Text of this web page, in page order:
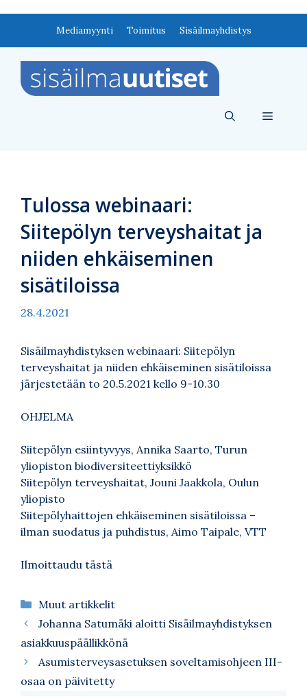
Mediamyynti Toimitus Sisäilmayhdistys
Valikko
Tulossa webinaari:
Siitepölyn terveyshaitat ja
niiden ehkäiseminen
sisätiloissa
28.4.2021
Sisäilmayhdistyksen webinaari: Siitepölyn
terveyshaitat ja niiden ehkäiseminen sisätiloissa
järjestetään to 20.5.2021 kello 9-10.30
OHJELMA
Siitepölyn esiintyvyys, Annika Saarto, Turun
yliopiston biodiversiteettiyksikkö
Siitepölyn terveyshaitat, Jouni Jaakkola, Oulun
yliopisto
Siitepölyhaittojen ehkäiseminen sisätiloissa –
ilman suodatus ja puhdistus, Aimo Taipale, VTT
Ilmoittaudu tästä
Kategoriat
Muut artikkelit
Johanna Satumäki aloitti Sisäilmayhdistyksen
asiakkuuspäällikkönä
Asumisterveysasetuksen soveltamisohjeen III-
osaa on päivitetty